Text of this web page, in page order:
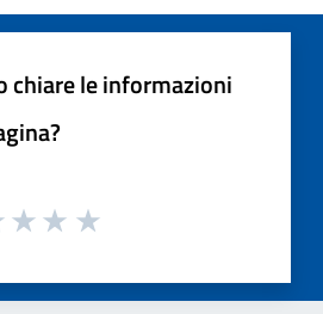
chiare le informazioni